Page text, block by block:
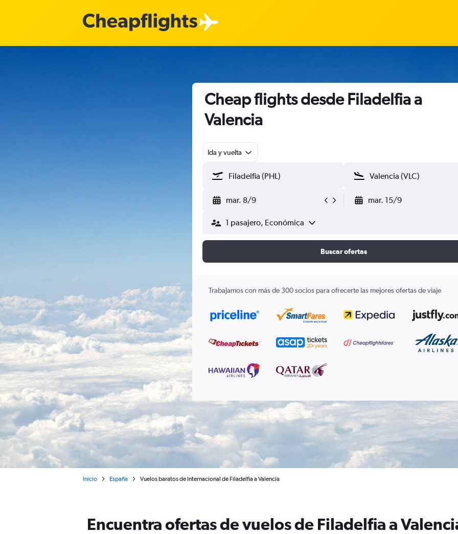
Cheap flights desde Filadelfia a
Valencia
Ida y vuelta
mar. 8/9 mar. 15/9
1 pasajero, Económica
Buscar ofertas
Trabajamos con más de 300 socios para ofrecerte las mejores ofertas de viaje
Inicio España Vuelos baratos de Internacional de Filadelfia a Valencia
Encuentra ofertas de vuelos de Filadelfia a